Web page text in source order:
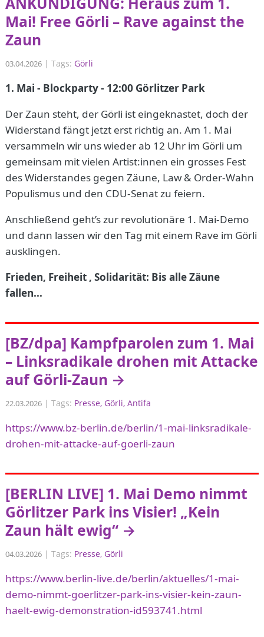
Mai! Free Görli – Rave against the
Zaun
03.04.2026 |Tags: Görli
1. Mai - Blockparty - 12:00 Görlitzer Park
Der Zaun steht, der Görli ist eingeknastet, doch der
Widerstand fängt jetzt erst richtig an. Am 1. Mai
versammeln wir uns wieder ab 12 Uhr im Görli um
gemeinsam mit vielen Artist:innen ein grosses Fest
des Widerstandes gegen Zäune, Law & Order-Wahn
Populismus und den CDU-Senat zu feiern.
Anschließend geht’s zur revolutionäre 1. Mai-Demo
und dann lassen wir den Tag mit einem Rave im Görli
ausklingen.
Frieden, Freiheit , Solidarität: Bis alle Zäune
fallen...
[BZ/dpa] Kampfparolen zum 1. Mai
– Linksradikale drohen mit Attacke
auf Görli-Zaun →
22.03.2026 |Tags: Presse Görli Antifa
https://www.bz-berlin.de/berlin/1-mai-linksradikale-
drohen-mit-attacke-auf-goerli-zaun
[BERLIN LIVE] 1. Mai Demo nimmt
Görlitzer Park ins Visier! „Kein
Zaun hält ewig“ →
04.03.2026 |Tags: Presse Görli
https://www.berlin-live.de/berlin/aktuelles/1-mai-
demo-nimmt-goerlitzer-park-ins-visier-kein-zaun-
haelt-ewig-demonstration-id593741.html